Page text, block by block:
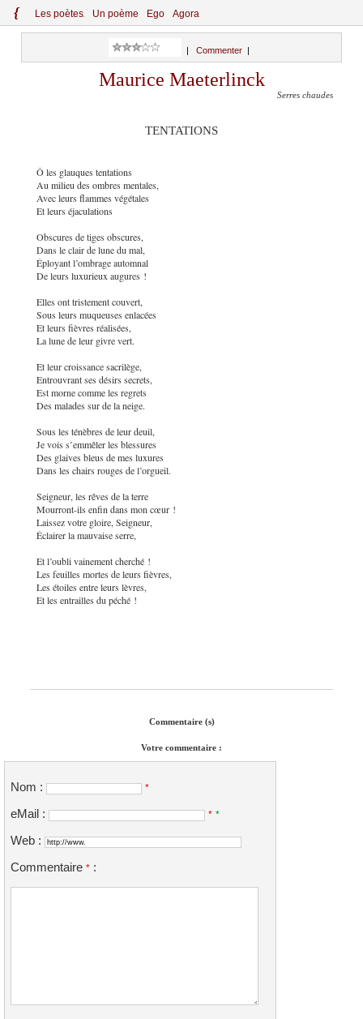
{ Les poètes Un poème Ego Agora
Commenter
Maurice Maeterlinck
Serres chaudes
TENTATIONS
Ô les glauques tentations
Au milieu des ombres mentales,
Avec leurs flammes végétales
Et leurs éjaculations
Obscures de tiges obscures,
Dans le clair de lune du mal,
Éployant l’ombrage automnal
De leurs luxurieux augures !
Elles ont tristement couvert,
Sous leurs muqueuses enlacées
Et leurs fièvres réalisées,
La lune de leur givre vert.
Et leur croissance sacrilège,
Entrouvrant ses désirs secrets,
Est morne comme les regrets
Des malades sur de la neige.
Sous les ténèbres de leur deuil,
Je vois s’emmêler les blessures
Des glaives bleus de mes luxures
Dans les chairs rouges de l’orgueil.
Seigneur, les rêves de la terre
Mourront-ils enfin dans mon cœur !
Laissez votre gloire, Seigneur,
Éclairer la mauvaise serre,
Et l’oubli vainement cherché !
Les feuilles mortes de leurs fièvres,
Les étoiles entre leurs lèvres,
Et les entrailles du péché !
Commentaire (s)
Votre commentaire :
Nom : *
eMail : * *
Web :
Commentaire * :